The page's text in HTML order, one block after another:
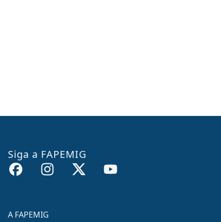
Siga a FAPEMIG
A FAPEMIG